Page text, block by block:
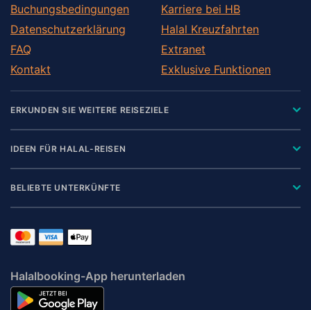
Buchungsbedingungen
Datenschutzerklärung
FAQ
Kontakt
Karriere bei HB
Halal Kreuzfahrten
Extranet
Exklusive Funktionen
ERKUNDEN SIE WEITERE REISEZIELE
IDEEN FÜR HALAL-REISEN
BELIEBTE UNTERKÜNFTE
Halalbooking-App herunterladen